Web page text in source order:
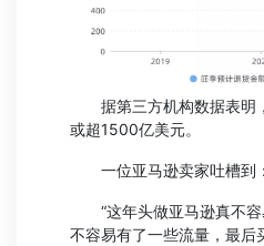
据第三方机构数据表明
或超1500亿美元。
一位亚马逊卖家吐槽到：
“这年头做亚马逊真不容
不容易有了一些流量，最后